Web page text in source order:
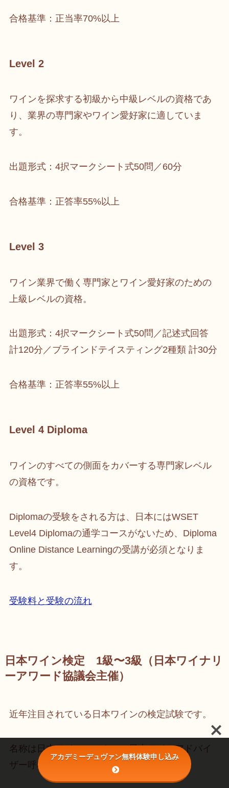
合格基準：正当率70%以上
Level 2
ワインを探求する初級から中級レベルの資格であ
り、業界の専門家やワイン愛好家に適していま
す。
出題形式：4択マークシート式50問／60分
合格基準：正答率55%以上
Level 3
ワイン業界で働く専門家とワイン愛好家のための
上級レベルの資格。
出題形式：4択マークシート式50問／記述式回答
計120分／ブラインドテイスティング2種類 計30分
合格基準：正答率55%以上
Level 4 Diploma
ワインのすべての側面をカバーする専門家レベル
の資格です。
Diplomaの受験をされる方は、日本にはWSET
Level4 Diplomaの通学コースがないため、Diploma
Online Distance Learningの受講が必須となりま
す。
受験料と受験の流れ
日本ワイン検定 1級〜3級（日本ワイナリ
ーアワード協議会主催）
近年注目されている日本ワインの検定試験です。
名称は日本ワインマスター・日本ワインアドバイ
ザー呼称資格認定試験で
アカデミーデュヴァン無料体験申し込み